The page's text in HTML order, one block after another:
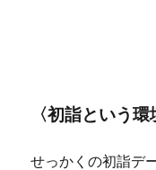
〈初詣という環
せっかくの初詣デ